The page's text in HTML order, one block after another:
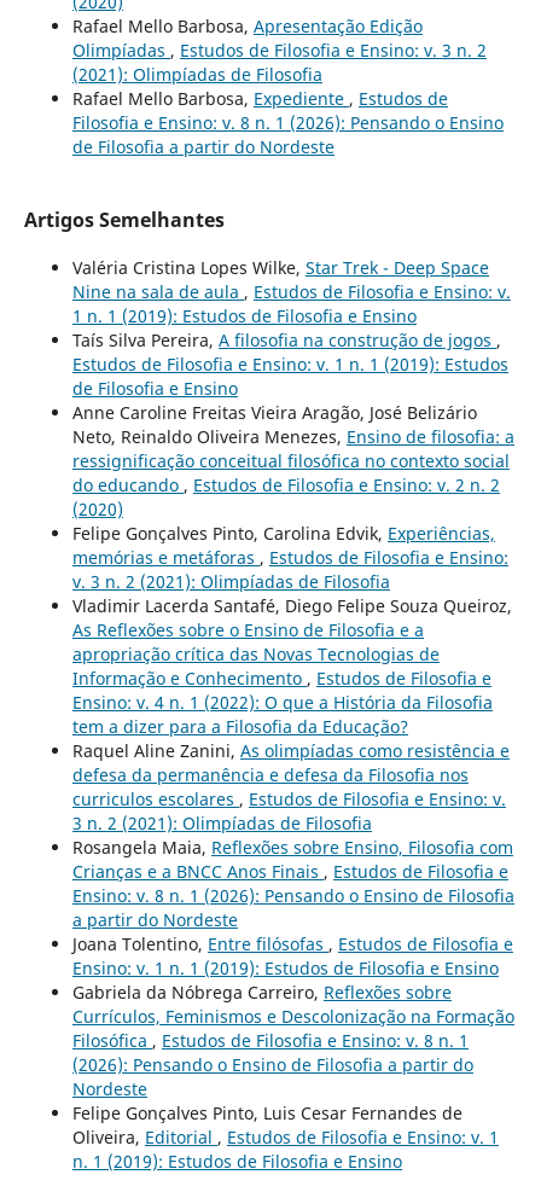
Rafael Mello Barbosa, Apresentação Edição
Olimpíadas , Estudos de Filosofia e Ensino: v. 3 n. 2
(2021): Olimpíadas de Filosofia
Rafael Mello Barbosa, Expediente , Estudos de
Filosofia e Ensino: v. 8 n. 1 (2026): Pensando o Ensino
de Filosofia a partir do Nordeste
Artigos Semelhantes
Valéria Cristina Lopes Wilke, Star Trek - Deep Space
Nine na sala de aula , Estudos de Filosofia e Ensino: v.
1 n. 1 (2019): Estudos de Filosofia e Ensino
Taís Silva Pereira, A filosofia na construção de jogos ,
Estudos de Filosofia e Ensino: v. 1 n. 1 (2019): Estudos
de Filosofia e Ensino
Anne Caroline Freitas Vieira Aragão, José Belizário
Neto, Reinaldo Oliveira Menezes, Ensino de filosofia: a
ressignificação conceitual filosófica no contexto social
do educando , Estudos de Filosofia e Ensino: v. 2 n. 2
(2020)
Felipe Gonçalves Pinto, Carolina Edvik, Experiências,
memórias e metáforas , Estudos de Filosofia e Ensino:
v. 3 n. 2 (2021): Olimpíadas de Filosofia
Vladimir Lacerda Santafé, Diego Felipe Souza Queiroz,
As Reflexões sobre o Ensino de Filosofia e a
apropriação crítica das Novas Tecnologias de
Informação e Conhecimento , Estudos de Filosofia e
Ensino: v. 4 n. 1 (2022): O que a História da Filosofia
tem a dizer para a Filosofia da Educação?
Raquel Aline Zanini, As olimpíadas como resistência e
defesa da permanência e defesa da Filosofia nos
curriculos escolares , Estudos de Filosofia e Ensino: v.
3 n. 2 (2021): Olimpíadas de Filosofia
Rosangela Maia, Reflexões sobre Ensino, Filosofia com
Crianças e a BNCC Anos Finais , Estudos de Filosofia e
Ensino: v. 8 n. 1 (2026): Pensando o Ensino de Filosofia
a partir do Nordeste
Joana Tolentino, Entre filósofas , Estudos de Filosofia e
Ensino: v. 1 n. 1 (2019): Estudos de Filosofia e Ensino
Gabriela da Nóbrega Carreiro, Reflexões sobre
Currículos, Feminismos e Descolonização na Formação
Filosófica , Estudos de Filosofia e Ensino: v. 8 n. 1
(2026): Pensando o Ensino de Filosofia a partir do
Nordeste
Felipe Gonçalves Pinto, Luis Cesar Fernandes de
Oliveira, Editorial , Estudos de Filosofia e Ensino: v. 1
n. 1 (2019): Estudos de Filosofia e Ensino